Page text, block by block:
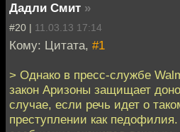
Дадли Смит »
#20 | 11.03.13 17:14
Кому: Цитата, #1
> Однако в пресс-службе
закон Аризоны защищает
случае, если речь идет о
преступлении как